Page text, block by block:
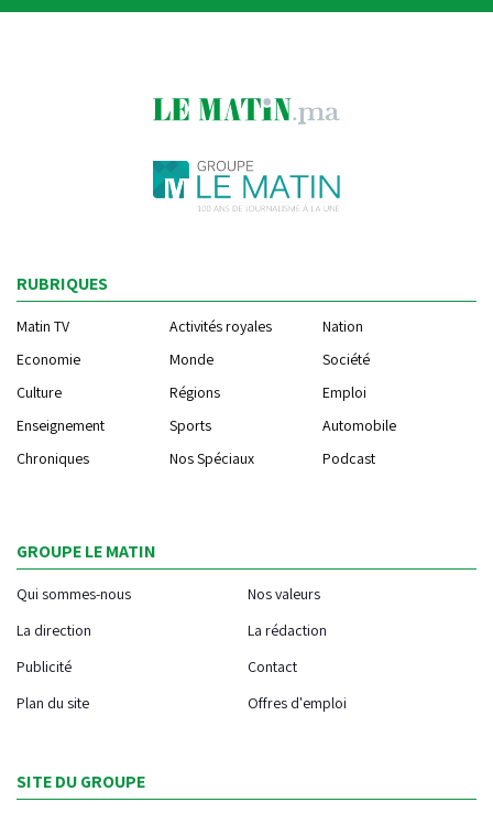
RUBRIQUES
Matin TV Activités royales
Nation
Economie
Monde
Société
Culture
Régions
Emploi
Enseignement
Sports
Automobile
Chroniques
Nos Spéciaux Podcast
GROUPE LE MATIN
Qui sommes-nous
Nos valeurs
La direction
La rédaction
Publicité
Contact
Plan du site
Offres d'emploi
SITE DU GROUPE